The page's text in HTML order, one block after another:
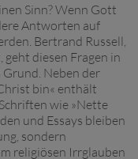
Sinn? Wenn Gott
Antworten auf
Bertrand Russell,
diesen Fragen in
Neben der
bin« enthält
wie »Nette
und Essays bleiben
sondern
religiösen Irrglauben